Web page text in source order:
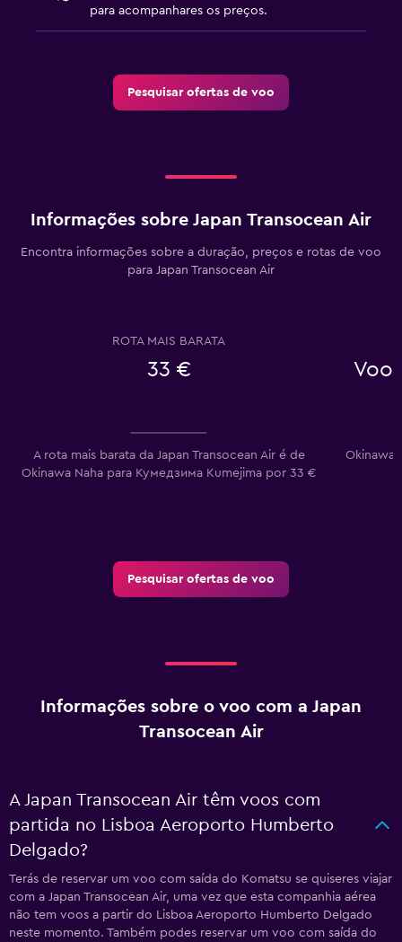
para acompanhares os preços.
Pesquisar ofertas de voo
Informações sobre Japan Transocean Air
Encontra informações sobre a duração, preços e rotas de voo
para Japan Transocean Air
ROTA MAIS BARATA
33 €
A rota mais barata da Japan Transocean Air é de
Okinawa Naha para Кумедзима Kumejima por 33 €
Okinawa
Pesquisar ofertas de voo
Informações sobre o voo com a Japan
Transocean Air
A Japan Transocean Air têm voos com
partida no Lisboa Aeroporto Humberto
Delgado?
Terás de reservar um voo com saída do Komatsu se quiseres viajar
com a Japan Transocean Air, uma vez que esta companhia aérea
não tem voos a partir do Lisboa Aeroporto Humberto Delgado
neste momento. Também podes reservar um voo com saída do